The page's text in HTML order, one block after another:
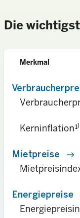
barcode_scanner
Die
Merkmal
Kerninflation¹⁾
Mietpreise east
Energiepreise